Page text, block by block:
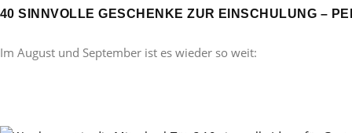
40 SINNVOLLE GESCHENKE ZUR EINSCHULUNG –
Im August und September ist es wieder so weit: